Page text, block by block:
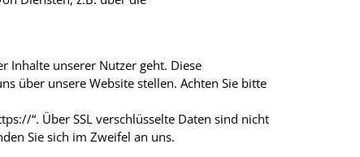
Inhalte unserer Nutzer geht. Diese
über unsere Website stellen. Achten Sie bitte
“. Über SSL verschlüsselte Daten sind nicht
Sie sich im Zweifel an uns.